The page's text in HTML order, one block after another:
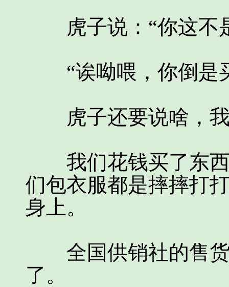
虎子说：“你这不
“诶呦喂，你倒是
虎子还要说啥，我
我们花钱买了东西
们包衣服都是摔摔打
身上。
全国供销社的售货
了。